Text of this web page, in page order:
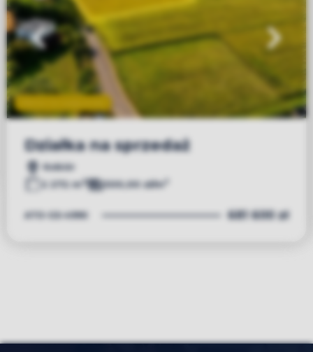
Działka na sprzedaż
Kobiór
2 272 m 2 300,00 zł/m 2
ATO-GS-4990 681 600 zł